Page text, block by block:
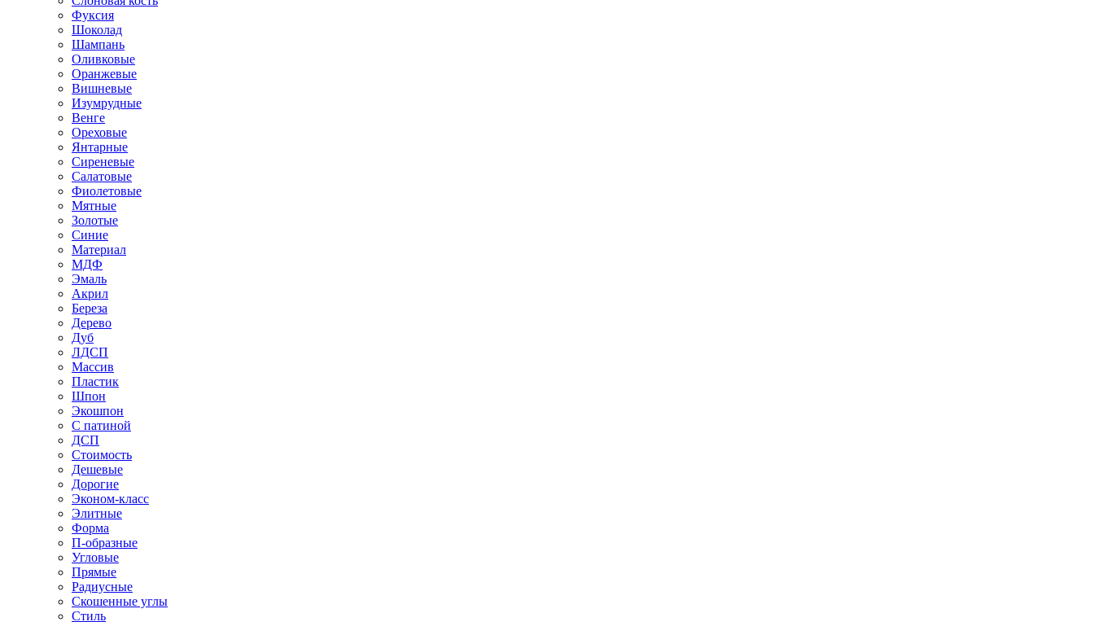
Фуксия
Шоколад
Шампань
Оливковые
Оранжевые
Вишневые
Изумрудные
Венге
Ореховые
Янтарные
Сиреневые
Салатовые
Фиолетовые
Мятные
Золотые
Синие
Материал
МДФ
Эмаль
Акрил
Береза
Дерево
Дуб
ЛДСП
Массив
Пластик
Шпон
Экошпон
С патиной
ДСП
Стоимость
Дешевые
Дорогие
Эконом-класс
Элитные
Форма
П-образные
Угловые
Прямые
Радиусные
Скошенные углы
Стиль